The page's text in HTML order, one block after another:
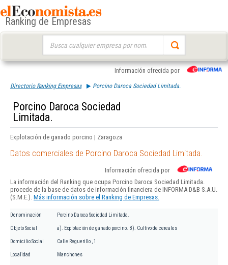
Ranking de Empresas
Información ofrecida por
Directorio Ranking Empresas Porcino Daroca Sociedad Limitada.
Porcino Daroca Sociedad
Limitada.
Explotación de ganado porcino | Zaragoza
Datos comerciales de Porcino Daroca Sociedad Limitada.
Información ofrecida por
La información del Ranking que ocupa Porcino Daroca Sociedad Limitada.
procede de la base de datos de información financiera de INFORMA D&B S.A.U.
(S.M.E.). Más información sobre el Ranking de Empresas.
Denominación Porcino Daroca Sociedad Limitada.
Objeto Social a). Explotación de ganado porcino. B). Cultivo de cereales
Domicilio Social Calle Reguerillo , 1
Localidad Manchones